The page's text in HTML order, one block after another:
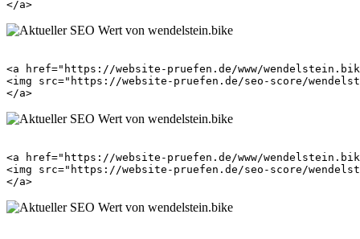
<a href="https://website-pruefen.de/www/
<img src="https://website-pruefen.de/seo-score/
<a href="https://website-pruefen.de/www/
<img src="https://website-pruefen.de/seo-score/